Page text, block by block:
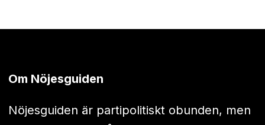
Om Nöjesguiden
Nöjesguiden är partipolitiskt obunden, men